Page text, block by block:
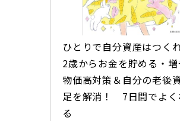
ひとりで自分資産はつく
2歳からお金を貯める・増
物価高対策＆自分の老後
足を解消！　7日間でよ
る